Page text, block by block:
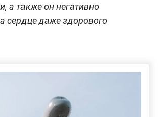
а также он негативно
сердце даже здорового